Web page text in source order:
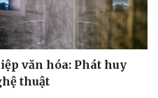
văn hóa: Phát huy
thuật